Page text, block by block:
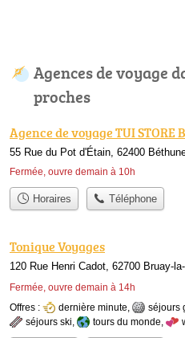
Agences de voyage
proches
Agence de voyage TUI STORE
55 Rue du Pot d'Étain, 62400
Fermée, ouvre demain à 10h
Horaires Téléphone
Tonique Voyages
120 Rue Henri Cadot, 62700 Bruay-
Fermée, ouvre demain à 14h
Offres : dernière minute séjours
séjours ski
tours du monde